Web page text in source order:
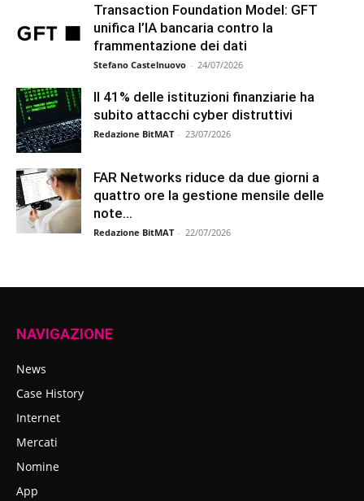
Transaction Foundation Model: GFT
unifica l’IA bancaria contro la
frammentazione dei dati
Stefano Castelnuovo - 24/07/2026
Il 41% delle istituzioni finanziarie ha
subito attacchi cyber distruttivi
Redazione BitMAT - 23/07/2026
FAR Networks riduce da due giorni a
quattro ore la gestione mensile delle
note...
Redazione BitMAT - 22/07/2026
NAVIGAZIONE
News
Case History
Internet
Mercati
Nomine
App